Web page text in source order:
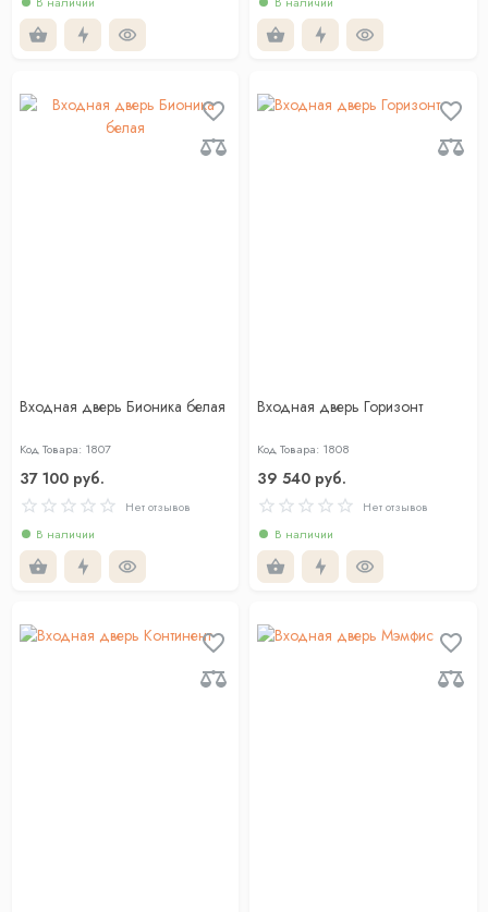
Входная дверь Бионика белая
Код Товара: 1807
37 100 руб.
Нет отзывов
В наличии
Входная дверь Горизонт
Код Товара: 1808
39 540 руб.
Нет отзывов
В наличии